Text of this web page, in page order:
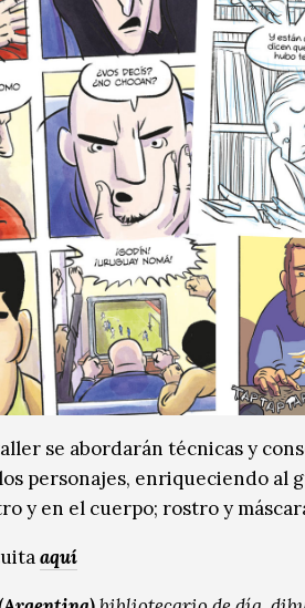
se abordarán técnicas y
personajes, enriqueciendo al
y en el cuerpo; rostro y
aquí